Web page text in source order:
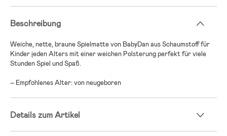
Beschreibung
Weiche, nette, braune Spielmatte von BabyDan aus Schaumstoff für
Kinder jeden Alters mit einer weichen Polsterung perfekt für viele
Stunden Spiel und Spaß.
– Empfohlenes Alter: von neugeboren
Details zum Artikel